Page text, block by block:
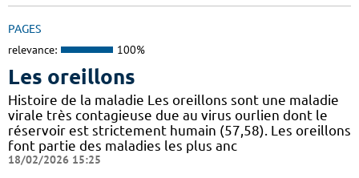
PAGES
relevance: 100%
Les oreillons
Histoire de la maladie Les oreillons sont une maladie
virale très contagieuse due au virus ourlien dont le
réservoir est strictement humain (57,58). Les oreillons
font partie des maladies les plus anc
18/02/2026 15:25